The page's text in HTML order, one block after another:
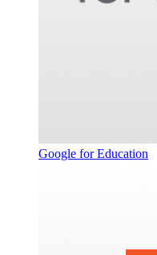
Google for Education